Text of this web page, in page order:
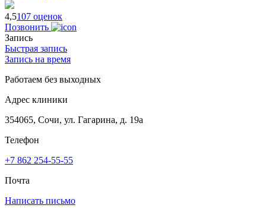
4,5107 оценок
Позвонить
Запись
Быстрая запись
Запись на время
Работаем без выходных
Адрес клиники
354065, Сочи, ул. Гагарина, д. 19а
Телефон
+7 862 254-55-55
Почта
Написать письмо